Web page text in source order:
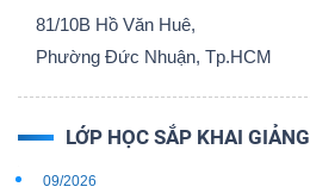
81/10B Hồ Văn Huê,
Phường Đức Nhuận, Tp.HCM
LỚP HỌC SẮP KHAI GIẢNG
09/2026